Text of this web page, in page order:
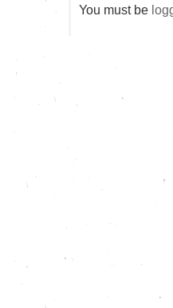
You must be